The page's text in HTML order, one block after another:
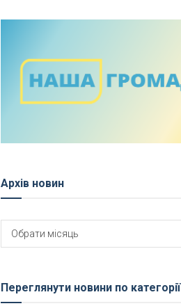
Архів новин
Архів
новин
Обрати місяць
Переглянути новини по категорії